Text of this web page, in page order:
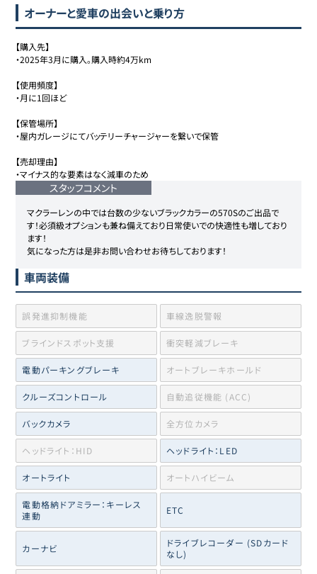
オーナーと愛車の出会いと乗り方
【購入先】
・2025年3月に購入。購入時約4万km
【使用頻度】
・月に1回ほど
【保管場所】
・屋内ガレージにてバッテリーチャージャーを繋いで保管
【売却理由】
・マイナス的な要素はなく減車のため
スタッフコメント
マクラーレンの中では台数の少ないブラックカラーの570Sのご出品で
す！必須級オプションも兼ね備えており日常使いでの快適性も増しており
ます！
気になった方は是非お問い合わせお待ちしております！
車両装備
誤発進抑制機能 車線逸脱警報
ブラインドスポット支援 衝突軽減ブレーキ
電動パーキングブレーキ オートブレーキホールド
クルーズコントロール 自動追従機能 (ACC)
バックカメラ 全方位カメラ
ヘッドライト：HID ヘッドライト：LED
オートライト オートハイビーム
電動格納ドアミラー：キーレス
連動
ETC
カーナビ
ドライブレコーダー (SDカード
なし)